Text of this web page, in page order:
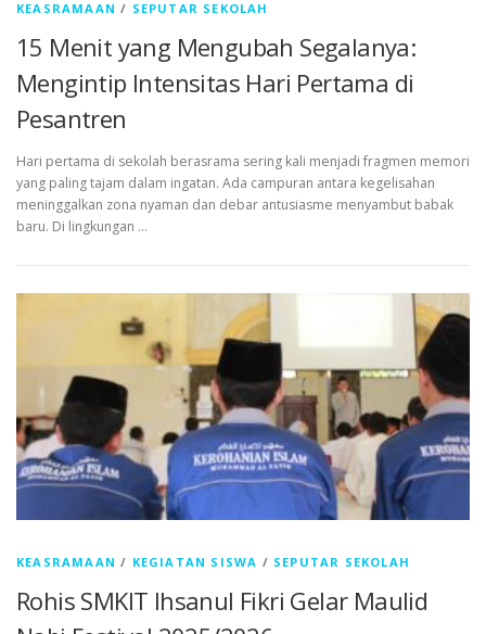
KEASRAMAAN / SEPUTAR SEKOLAH
15 Menit yang Mengubah Segalanya:
Mengintip Intensitas Hari Pertama di
Pesantren
Hari pertama di sekolah berasrama sering kali menjadi fragmen memori
yang paling tajam dalam ingatan. Ada campuran antara kegelisahan
meninggalkan zona nyaman dan debar antusiasme menyambut babak
baru. Di lingkungan …
KEASRAMAAN / KEGIATAN SISWA / SEPUTAR SEKOLAH
Rohis SMKIT Ihsanul Fikri Gelar Maulid